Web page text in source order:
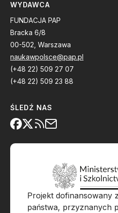
WYDAWCA
FUNDACJA PAP
Bracka 6/8
00-502, Warszawa
naukawpolsce@pap.pl
(+48 22) 509 27 07
(+48 22) 509 23 88
ŚLEDŹ NAS
Projekt dofinansowany
państwa, przyznanych